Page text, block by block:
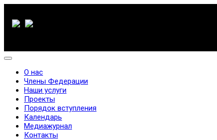
О нас
Члены Федерации
Наши услуги
Проекты
Порядок вступления
Календарь
Медиажурнал
Контакты